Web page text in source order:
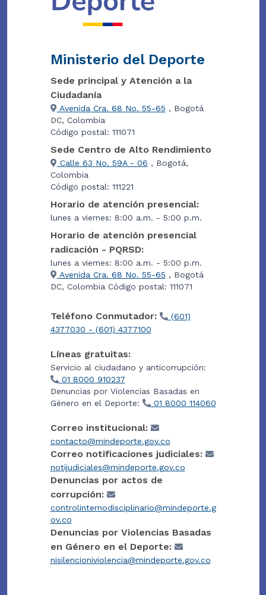
Ministerio del Deporte
Sede principal y Atención a la
Ciudadanía
Avenida Cra. 68 No. 55-65 , Bogotá
DC, Colombia
Código postal: 111071
Sede Centro de Alto Rendimiento
Calle 63 No. 59A - 06 , Bogotá,
Colombia
Código postal: 111221
Horario de atención presencial:
lunes a viernes: 8:00 a.m. - 5:00 p.m.
Horario de atención presencial
radicación - PQRSD:
lunes a viernes: 8:00 a.m. - 5:00 p.m.
Avenida Cra. 68 No. 55-65 , Bogotá
DC, Colombia Código postal: 111071
Teléfono Conmutador:
(601)
4377030 - (601) 4377100
Líneas gratuitas:
Servicio al ciudadano y anticorrupción:
01 8000 910237
Denuncias por Violencias Basadas en
Género en el Deporte:
01 8000 114060
Correo institucional:
contacto@mindeporte.gov.co
Correo notificaciones judiciales:
notijudiciales@mindeporte.gov.co
Denuncias por actos de
corrupción:
controlinternodisciplinario@mindeporte.g
ov.co
Denuncias por Violencias Basadas
en Género en el Deporte:
nisilencioniviolencia@mindeporte.gov.co